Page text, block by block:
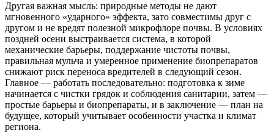
Другая важная мысль: природные методы не дают
мгновенного «ударного» эффекта, зато совместимы друг с
другом и не вредят полезной микрофлоре почвы. В условиях
поздней осени выстраивается система, в которой
механические барьеры, поддержание чистоты почвы,
правильная мульча и умеренное применение биопрепаратов
снижают риск переноса вредителей в следующий сезон.
Главное — работать последовательно: подготовка к зиме
начинается с чистки грядок и соблюдения санитарии, затем —
простые барьеры и биопрепараты, и в заключение — план на
будущее, который учитывает особенности участка и климат
региона.